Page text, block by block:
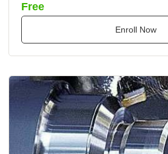
Free
Enroll Now